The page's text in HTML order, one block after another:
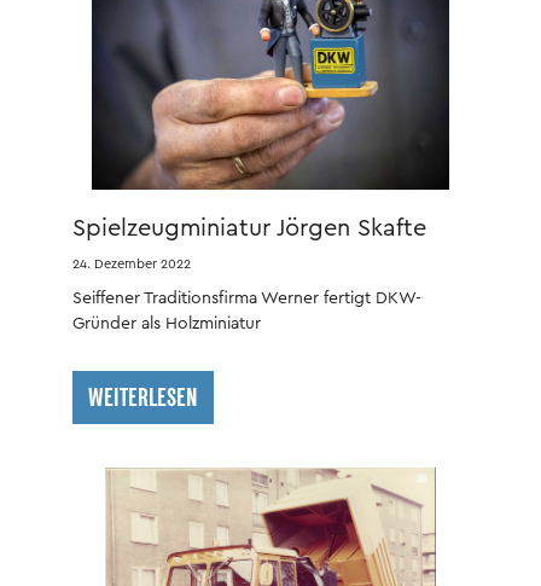
Spielzeugminiatur Jörgen Skafte
Rasmussen
24. Dezember 2022
Seiffener Traditionsfirma Werner fertigt DKW-
Gründer als Holzminiatur
WEITERLESEN